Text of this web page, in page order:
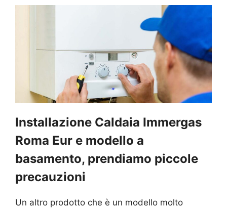
Installazione Caldaia Immergas
Roma Eur e modello a
basamento, prendiamo piccole
precauzioni
Un altro prodotto che è un modello molto